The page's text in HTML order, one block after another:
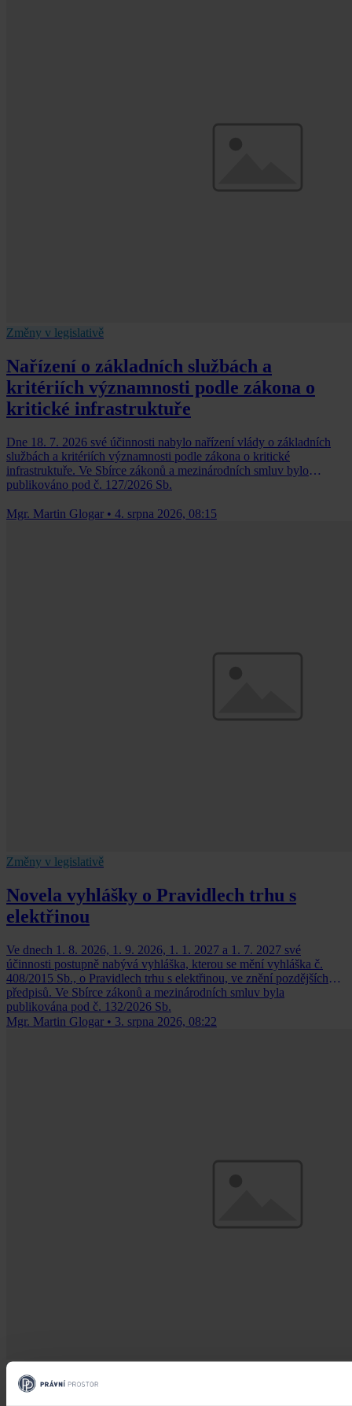
Změny v legislativě
Nařízení o základních službách a
kritériích významnosti podle zákona o
kritické infrastruktuře
Dne 18. 7. 2026 své účinnosti nabylo nařízení vlády o základních
službách a kritériích významnosti podle zákona o kritické
infrastruktuře. Ve Sbírce zákonů a mezinárodních smluv bylo
publikováno pod č. 127/2026 Sb.
Mgr. Martin Glogar • 4. srpna 2026, 08:15
Změny v legislativě
Novela vyhlášky o Pravidlech trhu s
elektřinou
Ve dnech 1. 8. 2026, 1. 9. 2026, 1. 1. 2027 a 1. 7. 2027 své
účinnosti postupně nabývá vyhláška, kterou se mění vyhláška č.
408/2015 Sb., o Pravidlech trhu s elektřinou, ve znění pozdějších
předpisů. Ve Sbírce zákonů a mezinárodních smluv byla
publikována pod č. 132/2026 Sb.
Mgr. Martin Glogar • 3. srpna 2026, 08:22
Změny v legislativě